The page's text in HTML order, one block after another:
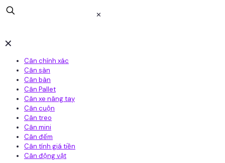
✕
✕
Cân chính xác
Cân sàn
Cân bàn
Cân Pallet
Cân xe nâng tay
Cân cuộn
Cân treo
Cân mini
Cân đếm
Cân tính giá tiền
Cân động vật